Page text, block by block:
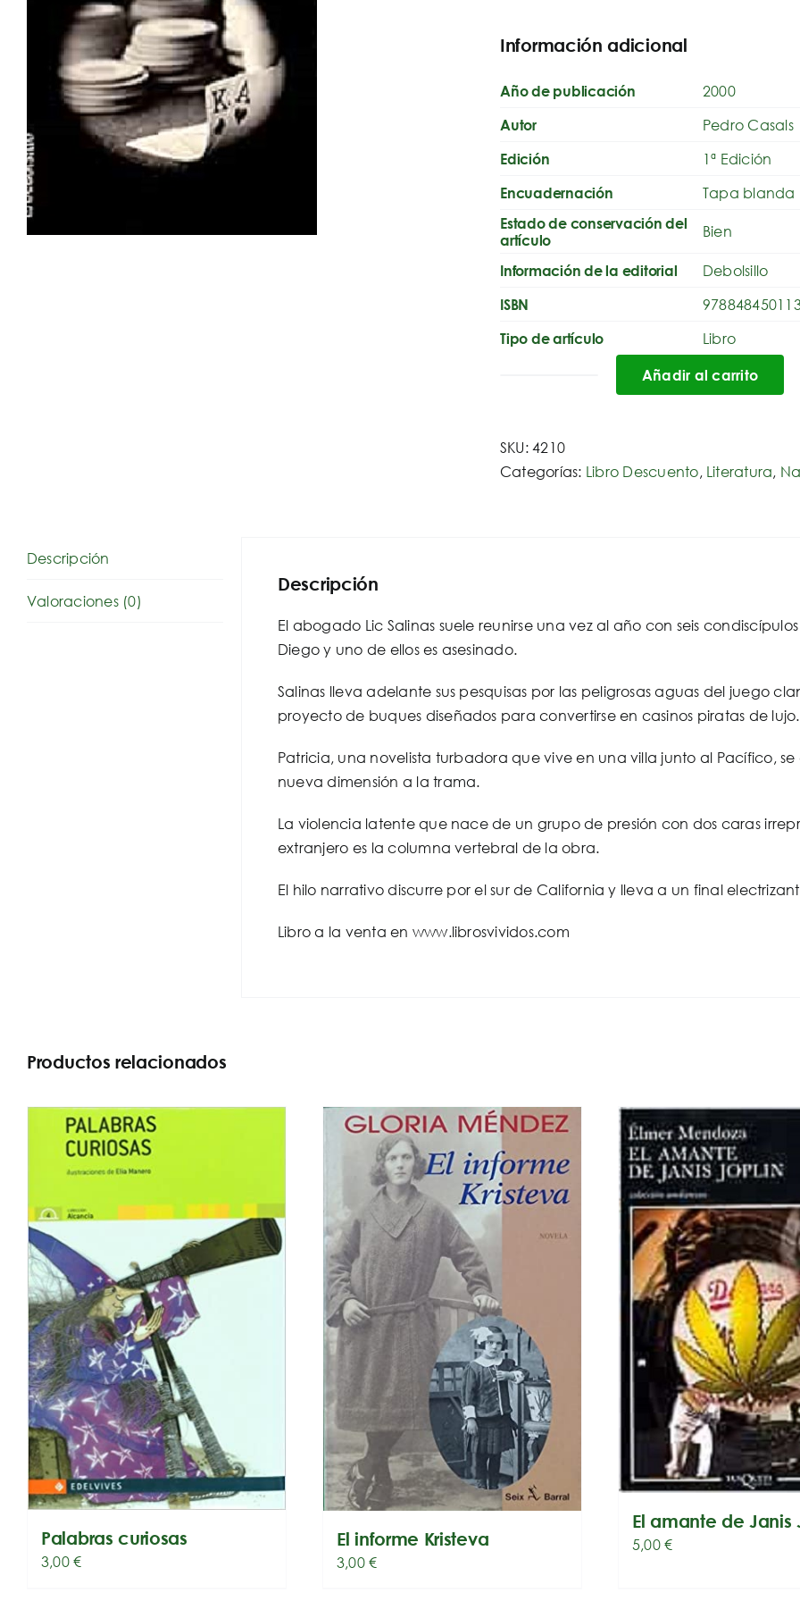
Información adicional
Año de publicación 2000
Autor Pedro Casals
Edición 1ª Edición
Encuadernación Tapa blanda
Estado de conservación del
artículo
Bien
Información de la editorial Debolsillo
ISBN
Tipo de artículo Libro
Añadir al carrito
SKU:4210
Categorías: Libro Descuento, Literatura,
Descripción
Valoraciones (0)
Descripción
El abogado Lic Salinas suele reunirse una vez al año con seis
Diego y uno de ellos es asesinado.
Salinas lleva adelante sus pesquisas por las peligrosas aguas del juego
proyecto de buques diseñados para convertirse en casinos piratas de lujo.
Patricia, una novelista turbadora que vive en una villa junto al Pacífico,
nueva dimensión a la trama.
La violencia latente que nace de un grupo de presión con dos caras
extranjero es la columna vertebral de la obra.
El hilo narrativo discurre por el sur de California y lleva a un final
Libro a la venta en www.librosvividos.com
Productos relacionados
Palabras curiosas
3,00€
El informe Kristeva
3,00€
El amante de Janis
5,00€